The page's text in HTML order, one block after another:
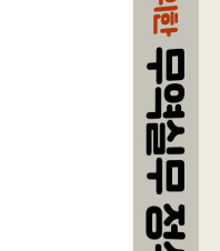
게 할까｜현지 인증제도의
의 신용조사는 어떤 식으
용장을 수령하면 무엇을
｜해상운임은 어떻게 정
무엇인가｜FTA를 이해
텀즈를 알아야 한다｜웨
아두면 필요할 때 유용
｜수입신용장은 어떻게
떻게 정해질까｜수입통